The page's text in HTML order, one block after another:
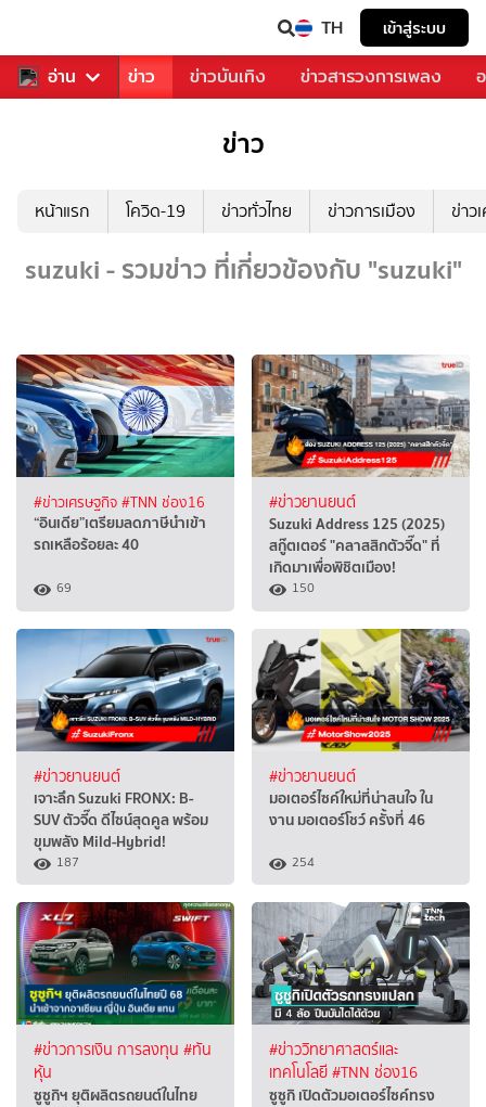
TH เข้าสู่ระบบ
อ่าน
คุณ กีฬา ข่าว ข่าวบันเทิง ข่าวสารวงการเพลง
ข่าว
หน้าแรก โควิด-19 ข่าวทั่วไทย ข่าวการเมือง ข่าว
suzuki - รวมข่าว ที่เกี่ยวข้องกับ "suzuki"
#ข่าวเศรษฐกิจ #TNN ช่อง16
“อินเดีย”เตรียมลดภาษีนำเข้า
รถเหลือร้อยละ 40
69
#ข่าวยานยนต์
Suzuki Address 125 (2025)
สกู๊ตเตอร์ "คลาสสิกตัวจี๊ด" ที่
เกิดมาเพื่อพิชิตเมือง!
150
#ข่าวยานยนต์
เจาะลึก Suzuki FRONX: B-
SUV ตัวจี๊ด ดีไซน์สุดคูล พร้อม
ขุมพลัง Mild-Hybrid!
187
#ข่าวยานยนต์
มอเตอร์ไซค์ใหม่ที่น่าสนใจ ใน
งาน มอเตอร์โชว์ ครั้งที่ 46
254
#ข่าวการเงิน การลงทุน #ทัน
หุ้น
ซูซูกิฯ ยุติผลิตรถยนต์ในไทย
#ข่าววิทยาศาสตร์และ
เทคโนโลยี#TNN ช่อง16
ซูซูกิ เปิดตัวมอเตอร์ไซค์ทรง